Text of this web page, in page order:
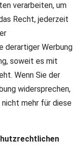
verarbeiten, um
Recht, jederzeit
derartiger Werbung
soweit es mit
Wenn Sie der
widersprechen,
mehr für diese